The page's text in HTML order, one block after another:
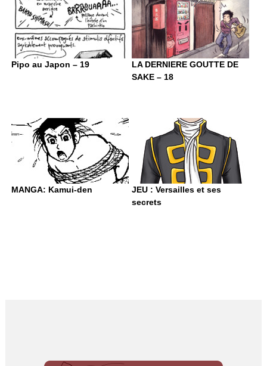
Pipo au Japon – 19
LA DERNIERE GOUTTE DE
SAKE – 18
MANGA: Kamui-den
JEU : Versailles et ses
secrets